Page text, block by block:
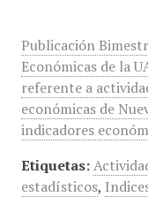
Publicación
Económicas de la
referente a
económicas de
indicadores
Etiquetas:
estadísticos,